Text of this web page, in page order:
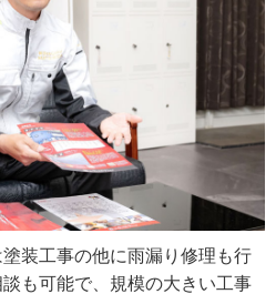
右されない別の仕事を請ける
が大変だったと話してくれま
していきたいですね。そのた
充も考えています。また、今
少し話が異なりますが、私は
ので、いつかはその活動も会
装工事の他に雨漏り修理も行
も可能で、規模の大きい工事